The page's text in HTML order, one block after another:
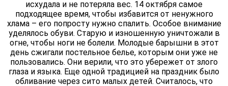
исхудала и не потеряла вес. 14 октября самое
подходящее время, чтобы избавится от ненужного
хлама – его попросту нужно спалить. Особое внимание
уделялось обуви. Старую и изношенную уничтожали в
огне, чтобы ноги не болели. Молодые барышни в этот
день сжигали постельное белье, которым они уже не
пользовались. Они верили, что это убережет от злого
глаза и языка. Еще одной традицией на праздник было
обливание через сито малых детей. Считалось, что